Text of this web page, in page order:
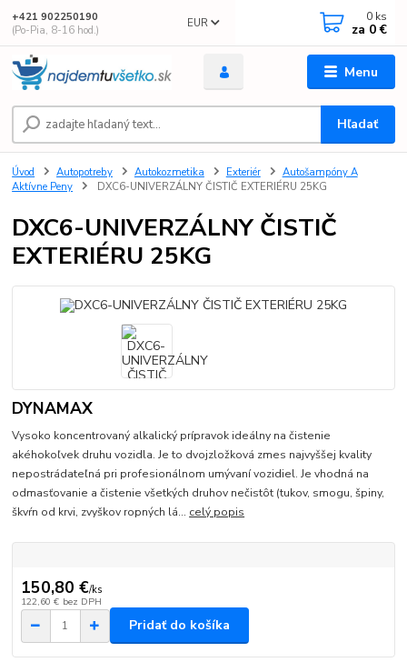
Menu
EUR
Hľadať
+421 902250190
(Po-Pia, 8-16 hod.)
0 ks
za 0 €
Úvod Autopotreby Autokozmetika Exteriér
Autošampóny A
Aktívne Peny
DXC6-UNIVERZÁLNY ČISTIČ EXTERIÉRU 25KG
DXC6-UNIVERZÁLNY ČISTIČ
EXTERIÉRU 25KG
DYNAMAX
Vysoko koncentrovaný alkalický prípravok ideálny na čistenie
akéhokoľvek druhu vozidla. Je to dvojzložková zmes najvyššej kvality
nepostrádateľná pri profesionálnom umývaní vozidiel. Je vhodná na
odmasťovanie a čistenie všetkých druhov nečistôt (tukov, smogu, špiny,
škvŕn od krvi, zvyškov ropných lá... celý popis
150,80 €/ks
122,60 € bez DPH
Pridať do košíka